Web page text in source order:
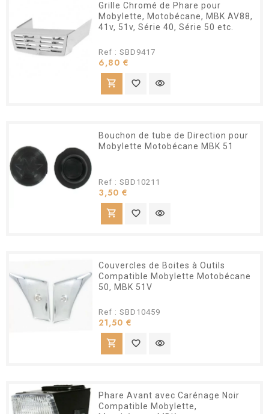
Grille Chromé de Phare pour
Mobylette, Motobécane, MBK AV88,
41v, 51v, Série 40, Série 50 etc.
Ref : SBD9417
6,80 €
shopping_cart favorite_border visibility
Bouchon de tube de Direction pour
Mobylette Motobécane MBK 51
Ref : SBD10211
3,50 €
shopping_cart favorite_border visibility
Couvercles de Boites à Outils
Compatible Mobylette Motobécane
50, MBK 51V
Ref : SBD10459
21,50 €
shopping_cart favorite_border visibility
Phare Avant avec Carénage Noir
Compatible Mobylette,